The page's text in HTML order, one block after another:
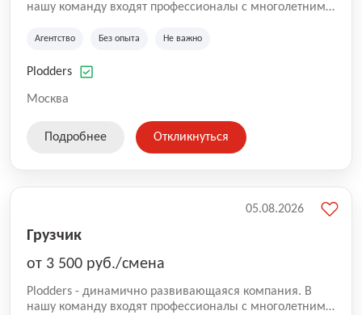
нашу команду входят профессионалы с многолетним
на рынке аутсорсинга, а накопленный опыт позволяют
оказываемых услуг.
Агентство Без опыта Не важно
Plodders
Москва
Подробнее Откликнуться
Грузчик
от 3 500 руб./смена
Plodders - динамично развивающаяся компания. В
нашу команду входят профессионалы с многолетним
05.08.2026